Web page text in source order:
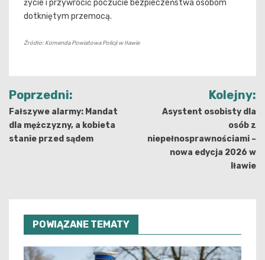
życie i przywrócić poczucie bezpieczeństwa osobom
dotkniętym przemocą.
Źródło: Komenda Powiatowa Policji w Iławie
Nawigacja
wpisu
Poprzedni:
Fałszywe alarmy: Mandat
dla mężczyzny, a kobieta
stanie przed sądem
Kolejny:
Asystent osobisty dla
osób z
niepełnosprawnościami –
nowa edycja 2026 w
Iławie
POWIĄZANE TEMATY